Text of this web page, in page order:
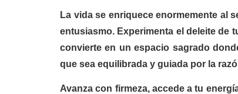
La vida se enriquece enormemente al
entusiasmo. Experimenta el deleite de
convierte en un espacio sagrado
que sea equilibrada y guiada por la
Avanza con firmeza, accede a tu